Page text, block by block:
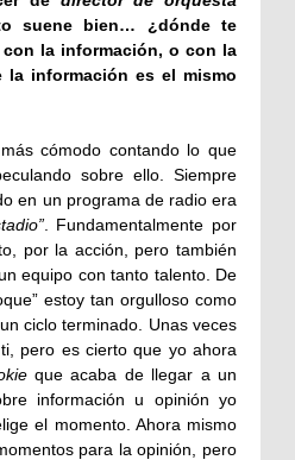
suene bien… ¿dónde te
la información, o con la
información es el mismo
cómodo contando lo que
sobre ello. Siempre
en un programa de radio era
. Fundamentalmente por
por la acción, pero también
equipo con tanto talento. De
estoy tan orgulloso como
ciclo terminado. Unas veces
pero es cierto que yo ahora
que acaba de llegar a un
información u opinión yo
el momento. Ahora mismo
para la opinión, pero